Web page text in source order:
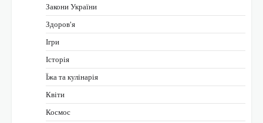
Закони України
Здоров'я
Ігри
Історія
Їжа та кулінарія
Квіти
Космос